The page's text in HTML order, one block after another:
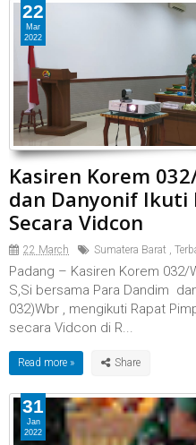
Kasiren Korem
dan Danyonif Ikuti
Secara Vidcon
22 March Sumatera Barat ,
Padang – Kasiren Korem 032/
S,Si bersama Para Dandim
032)Wbr , mengikuti Rapat
secara Vidcon di R...
Read more »
22
Mar
2022
31
Jan
2022